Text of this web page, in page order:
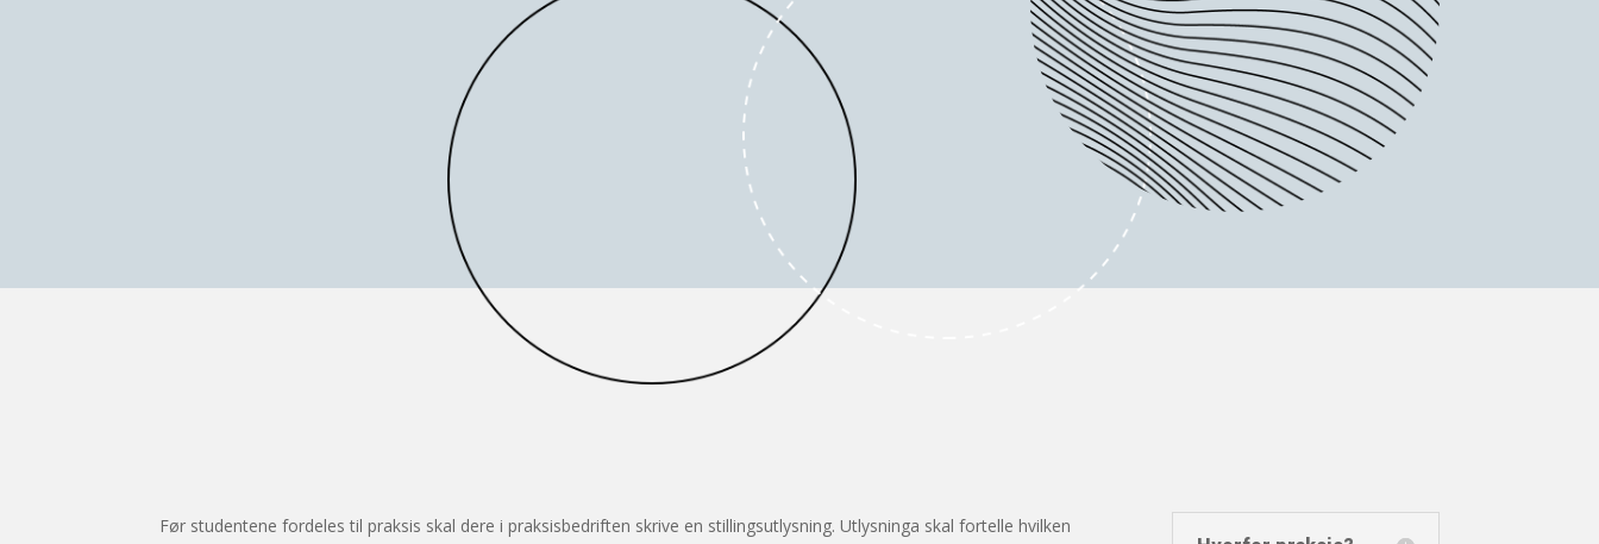
Før studentene fordeles til praksis skal dere i praksisbedriften skrive en stillingsutlysning. Utlysninga skal fortelle hvilken